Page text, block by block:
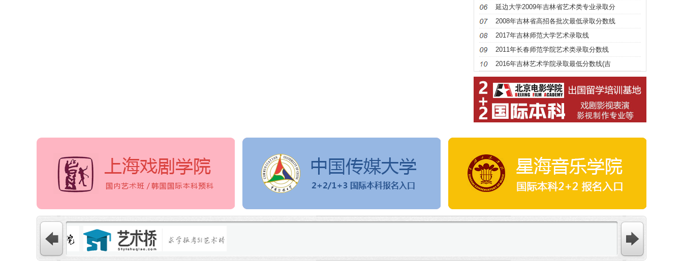
延边大学2009年吉林省艺术类专业录取分
2008年吉林省高招各批次最低录取分数线
2017年吉林师范大学艺术录取线
2011年长春师范学院艺术类录取分数线
2016年吉林艺术学院录取最低分数线(吉